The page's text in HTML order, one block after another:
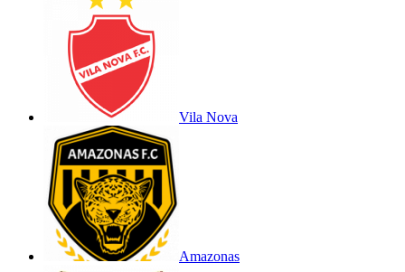
Vila Nova
Amazonas